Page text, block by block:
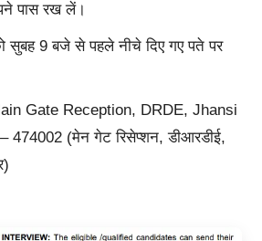
पास रख लें।
सुबह 9 बजे से पहले नीचे दिए गए पते पर
Gate Reception, DRDE, Jhansi
474002 (मेन गेट रिसेप्शन, डीआरडीई,